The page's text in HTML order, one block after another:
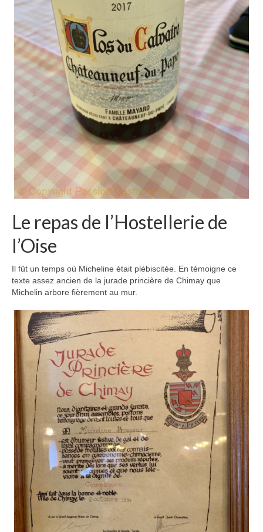
Le repas de l’Hostellerie de
l’Oise
Il fût un temps où Micheline était plébiscitée. En témoigne ce
texte assez ancien de la jurade princière de Chimay que
Michelin arbore fièrement au mur.